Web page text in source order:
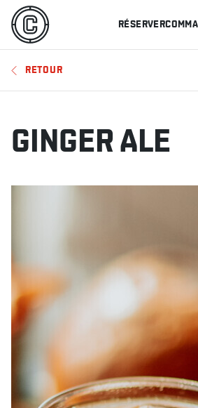
RÉSERVER
MENU
RESTAURANTS
OFFRES ET
RÉSERVER
COMMANDER
EMPLOIS EN ÉPICERIE
TRAITEUR ÉVÉNEMENTIEL NOUS JOINDRE
RETOUR
GINGER ALE